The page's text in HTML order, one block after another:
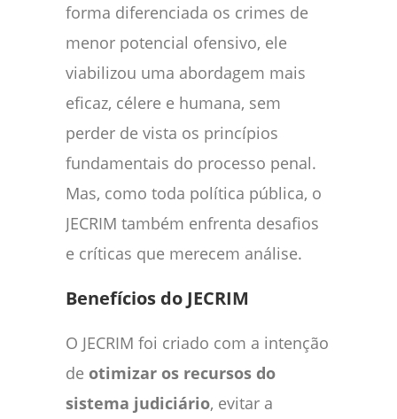
forma diferenciada os crimes de
menor potencial ofensivo, ele
viabilizou uma abordagem mais
eficaz, célere e humana, sem
perder de vista os princípios
fundamentais do processo penal.
Mas, como toda política pública, o
JECRIM também enfrenta desafios
e críticas que merecem análise.
Benefícios do JECRIM
O JECRIM foi criado com a intenção
de otimizar os recursos do
sistema judiciário, evitar a